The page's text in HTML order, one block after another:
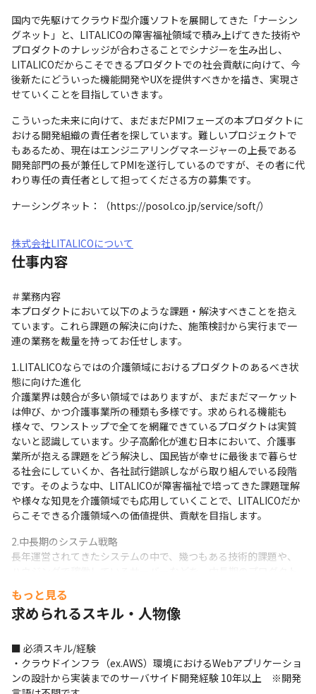
国内で先駆けてクラウド型介護ソフトを展開してきた「ナーシン
グネット」と、LITALICOの障害福祉領域で積み上げてきた技術や
プロダクトのナレッジが合わさることでシナジーを生み出し、
LITALICOだからこそできるプロダクトでの社会貢献に向けて、今
後新たにどういった機能開発やUXを提供すべきかを描き、実現さ
せていくことを目指していきます。
こういった未来に向けて、まだまだPMIフェーズの本プロダクトに
おける開発組織の責任者を探しています。難しいプロジェクトで
もあるため、現在はエンジニアリングマネージャーの上長である
開発部門の長が兼任してPMIを遂行しているのですが、その者に代
わり専任の責任者として担ってくださる方の募集です。
ナーシングネット：（https://posol.co.jp/service/soft/）
株式会社LITALICOについて
仕事内容
＃業務内容
本プロダクトにおいて以下のような課題・解決すべきことを抱え
ています。これら課題の解決に向けた、施策検討から実行まで一
連の業務を裁量を持ってお任せします。
1.LITALICOならではの介護領域におけるプロダクトのあるべき状
態に向けた進化
介護業界は競合が多い領域ではありますが、まだまだマーケット
は伸び、かつ介護事業所の種類も多様です。求められる機能も
様々で、ワンストップで全てを網羅できているプロダクトは実質
ないと認識しています。少子高齢化が進む日本において、介護事
業所が抱える課題をどう解決し、国民皆が幸せに最後まで暮らせ
る社会にしていくか、各社試行錯誤しながら取り組んでいる段階
です。そのような中、LITALICOが障害福祉で培ってきた課題理解
や様々な知見を介護領域でも応用していくことで、LITALICOだか
らこそできる介護領域への価値提供、貢献を目指します。
2.中長期のシステム戦略
長年運営されてきたシステムの中で、幾つもある技術的課題や、
た改善をしていくか、事業成長に必要な機能開発を意識しながら
戦略的に取り組むかはこの1-2年の重要かつエキサイティングな課
す。
3.組織戦略の策定と全体的な専門性向上
本チームはM&Aする時にジョインした6名のエンジニアと、
もっと見る
求められるスキル・人物像
■ 必須スキル/経験
・クラウドインフラ（ex.AWS）環境におけるWebアプリケーショ
ンの設計から実装までのサーバサイド開発経験 10年以上　※開発